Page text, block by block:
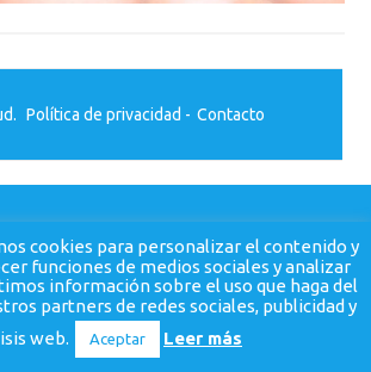
Política de privacidad - Contacto
cookies para personalizar el contenido y
funciones de medios sociales y analizar
información sobre el uso que haga del
partners de redes sociales, publicidad y
web.
Aceptar Leer más